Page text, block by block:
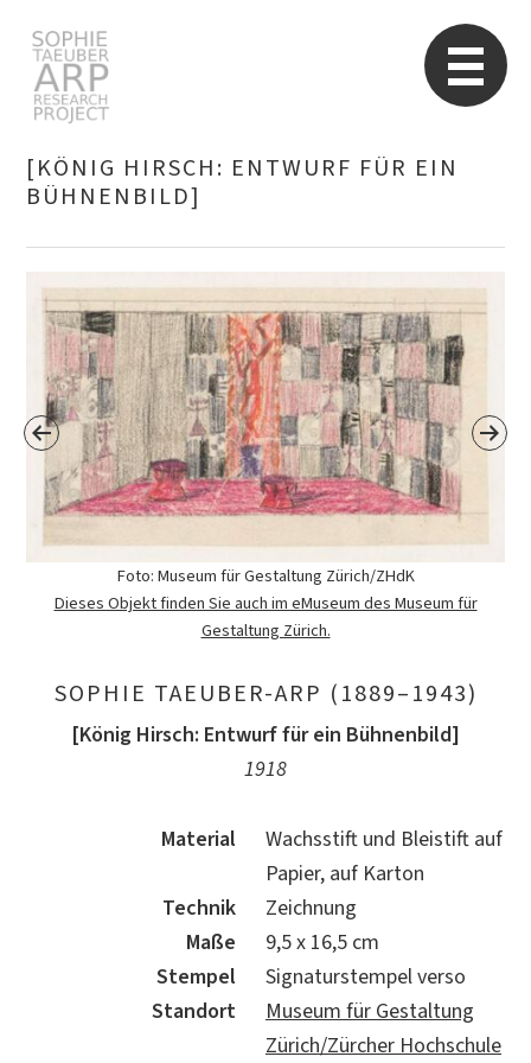
nach:
[KÖNIG HIRSCH: ENTWURF FÜR EIN
BÜHNENBILD]
Foto: Museum für Gestaltung Zürich/ZHdK
Dieses Objekt finden Sie auch im eMuseum des Museum für
Gestaltung Zürich.
SOPHIE TAEUBER-ARP (1889–1943)
[König Hirsch: Entwurf für ein Bühnenbild]
1918
Material
Wachsstift und Bleistift auf
Papier, auf Karton
Technik
Zeichnung
Maße
9,5 x 16,5 cm
Stempel
Signaturstempel verso
Standort
Museum für Gestaltung
Zürich/Zürcher Hochschule